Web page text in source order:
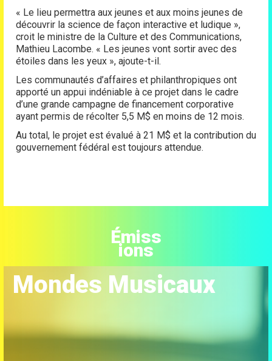
« Le lieu permettra aux jeunes et aux moins jeunes de
découvrir la science de façon interactive et ludique »,
croit le ministre de la Culture et des Communications,
Mathieu Lacombe. « Les jeunes vont sortir avec des
étoiles dans les yeux », ajoute-t-il.
Les communautés d’affaires et philanthropiques ont
apporté un appui indéniable à ce projet dans le cadre
d’une grande campagne de financement corporative
ayant permis de récolter 5,5 M$ en moins de 12 mois.
Au total, le projet est évalué à 21 M$ et la contribution du
gouvernement fédéral est toujours attendue.
Émiss
ions
Mondes Musicaux